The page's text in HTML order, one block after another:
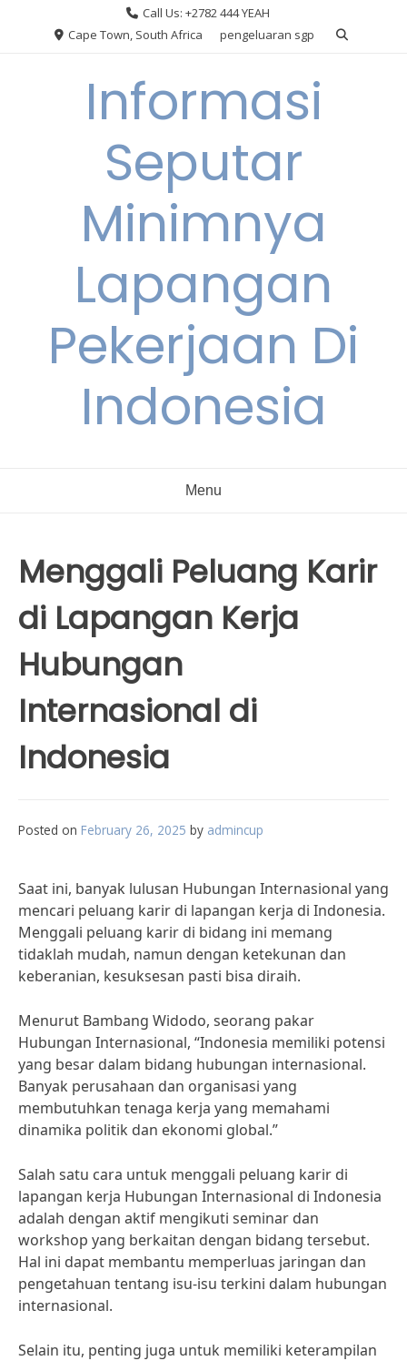
Call Us: +2782 444 YEAH
Cape Town, South Africa
pengeluaran sgp
Informasi
Seputar
Minimnya
Lapangan
Pekerjaan Di
Indonesia
Menu
Menggali Peluang Karir
di Lapangan Kerja
Hubungan
Internasional di
Indonesia
Posted on February 26, 2025 by admincup
Saat ini, banyak lulusan Hubungan Internasional yang
mencari peluang karir di lapangan kerja di Indonesia.
Menggali peluang karir di bidang ini memang
tidaklah mudah, namun dengan ketekunan dan
keberanian, kesuksesan pasti bisa diraih.
Menurut Bambang Widodo, seorang pakar
Hubungan Internasional, “Indonesia memiliki potensi
yang besar dalam bidang hubungan internasional.
Banyak perusahaan dan organisasi yang
membutuhkan tenaga kerja yang memahami
dinamika politik dan ekonomi global.”
Salah satu cara untuk menggali peluang karir di
lapangan kerja Hubungan Internasional di Indonesia
adalah dengan aktif mengikuti seminar dan
workshop yang berkaitan dengan bidang tersebut.
Hal ini dapat membantu memperluas jaringan dan
pengetahuan tentang isu-isu terkini dalam hubungan
internasional.
Selain itu, penting juga untuk memiliki keterampilan